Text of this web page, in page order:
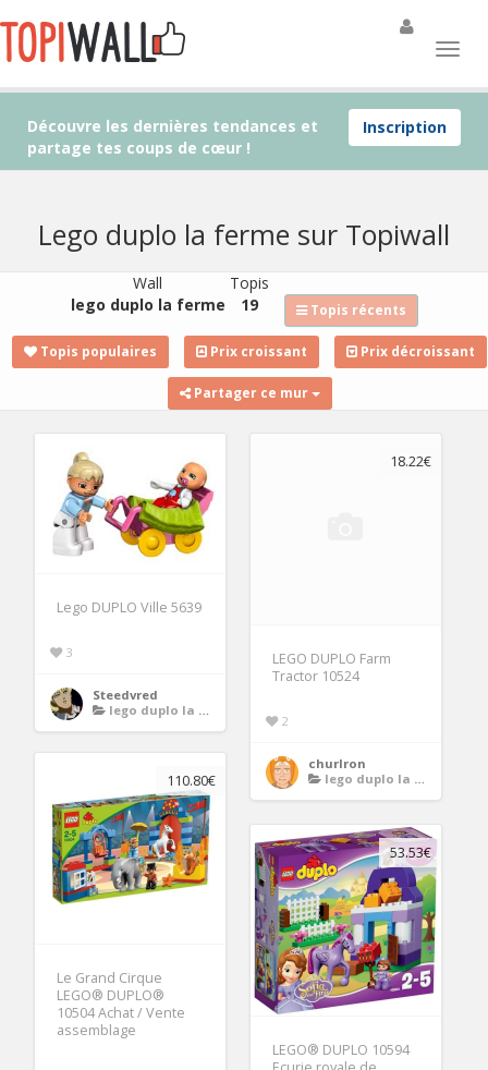
Inscription
Découvre les dernières tendances et
partage tes coups de cœur !
Lego duplo la ferme sur Topiwall
Wall
lego duplo la ferme
Topis
19
Topis récents
Topis populaires Prix croissant Prix décroissant
Partager ce mur
Lego DUPLO Ville 5639
3
Steedvred
lego duplo la ferme
18.22€
LEGO DUPLO Farm
Tractor 10524
2
churlron
lego duplo la ferme
110.80€
Le Grand Cirque
LEGO® DUPLO®
10504 Achat / Vente
assemblage
53.53€
LEGO® DUPLO 10594